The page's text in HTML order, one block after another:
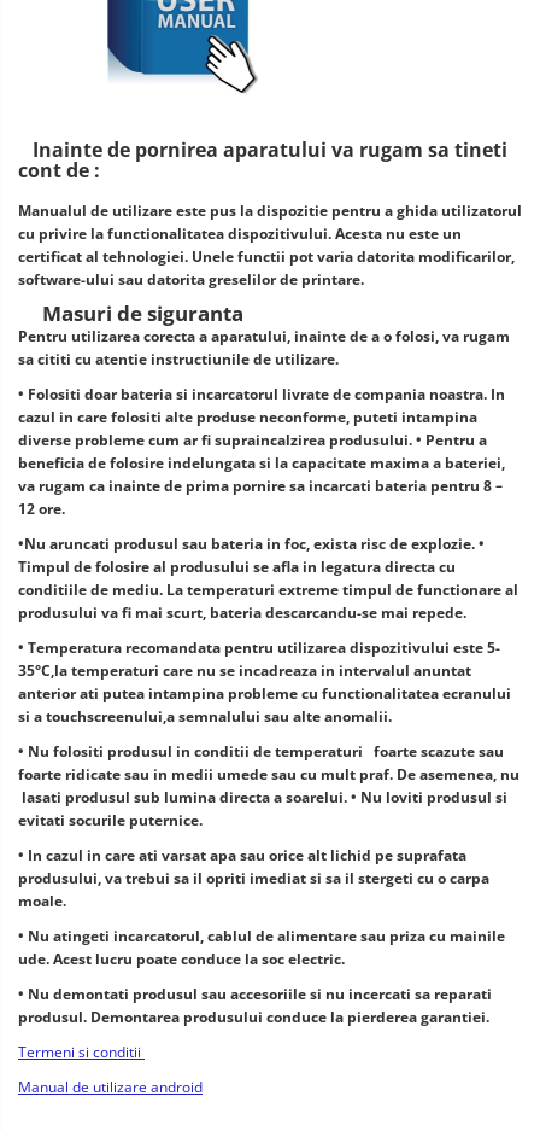
Inainte de pornirea aparatului va rugam sa tineti
cont de :
Manualul de utilizare este pus la dispozitie pentru a ghida utilizatorul
cu privire la functionalitatea dispozitivului. Acesta nu este un
certificat al tehnologiei. Unele functii pot varia datorita modificarilor,
software-ului sau datorita greselilor de printare.
Masuri de siguranta
Pentru utilizarea corecta a aparatului, inainte de a o folosi, va rugam
sa cititi cu atentie instructiunile de utilizare.
• Folositi doar bateria si incarcatorul livrate de compania noastra. In
cazul in care folositi alte produse neconforme, puteti intampina
diverse probleme cum ar fi supraincalzirea produsului. • Pentru a
beneficia de folosire indelungata si la capacitate maxima a bateriei,
va rugam ca inainte de prima pornire sa incarcati bateria pentru 8 –
12 ore.
•Nu aruncati produsul sau bateria in foc, exista risc de explozie. •
Timpul de folosire al produsului se afla in legatura directa cu
conditiile de mediu. La temperaturi extreme timpul de functionare al
produsului va fi mai scurt, bateria descarcandu-se mai repede.
• Temperatura recomandata pentru utilizarea dispozitivului este 5-
35°C,la temperaturi care nu se incadreaza in intervalul anuntat
anterior ati putea intampina probleme cu functionalitatea ecranului
si a touchscreenului,a semnalului sau alte anomalii.
• Nu folositi produsul in conditii de temperaturi foarte scazute sau
foarte ridicate sau in medii umede sau cu mult praf. De asemenea, nu
lasati produsul sub lumina directa a soarelui. • Nu loviti produsul si
evitati socurile puternice.
• In cazul in care ati varsat apa sau orice alt lichid pe suprafata
produsului, va trebui sa il opriti imediat si sa il stergeti cu o carpa
moale.
• Nu atingeti incarcatorul, cablul de alimentare sau priza cu mainile
ude. Acest lucru poate conduce la soc electric.
• Nu demontati produsul sau accesoriile si nu incercati sa reparati
produsul. Demontarea produsului conduce la pierderea garantiei.
Termeni si conditii
Manual de utilizare android